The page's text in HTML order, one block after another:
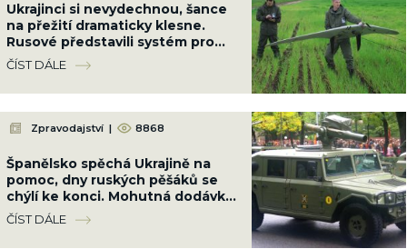
Ukrajinci si nevydechnou, šance
na přežití dramaticky klesne.
Rusové představili systém pro
útoky dronů v rojích
ČÍST DÁLE
Zpravodajství | 8868
Španělsko spěchá Ukrajině na
pomoc, dny ruských pěšáků se
chýlí ke konci. Mohutná dodávka
je srovná do latě
ČÍST DÁLE